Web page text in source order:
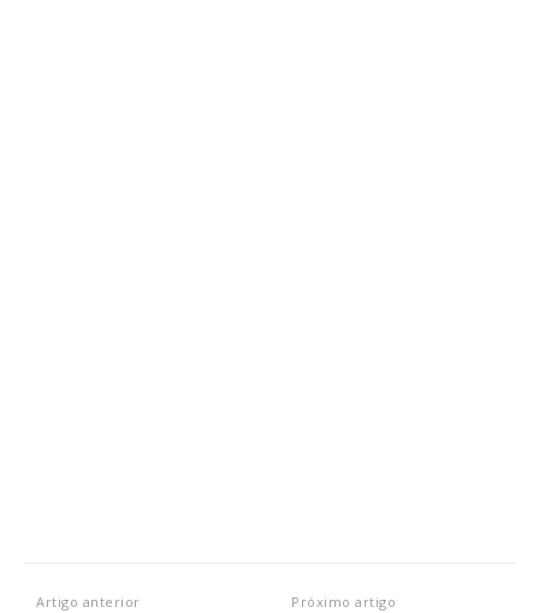
Artigo anterior Próximo artigo